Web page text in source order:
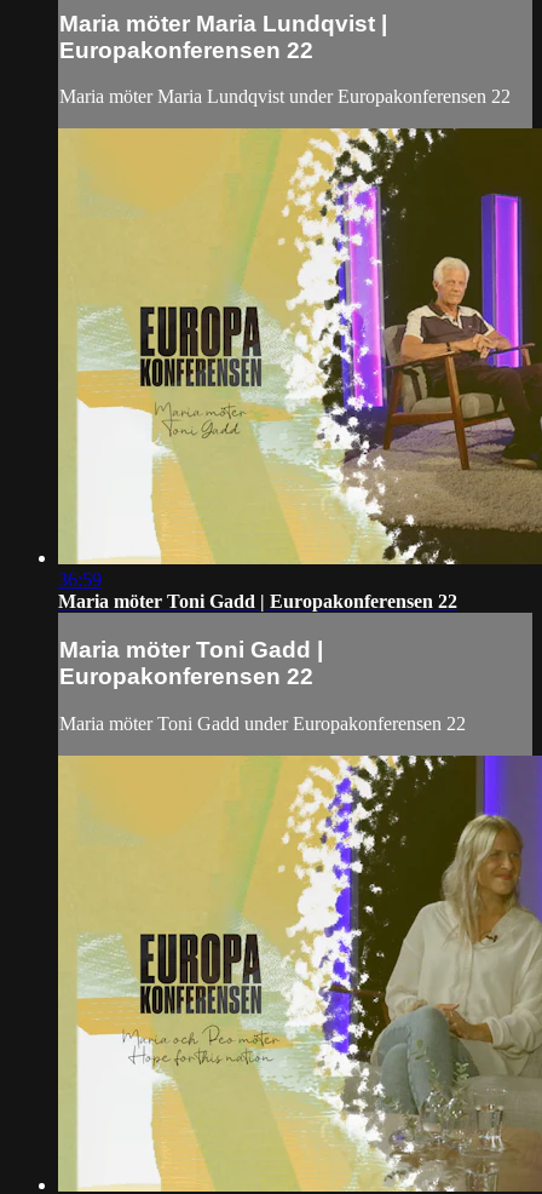
Maria möter Maria Lundqvist |
Europakonferensen 22
Maria möter Maria Lundqvist under Europakonferensen 22
36:59
Maria möter Toni Gadd | Europakonferensen 22
Maria möter Toni Gadd |
Europakonferensen 22
Maria möter Toni Gadd under Europakonferensen 22